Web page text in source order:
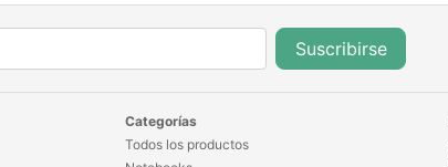
Suscribirse
Categorías
Todos los productos